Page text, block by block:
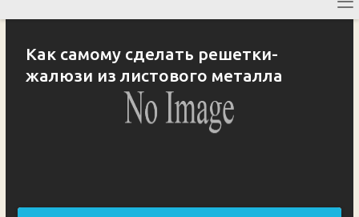
Как самому сделать решетки-
жалюзи из листового металла